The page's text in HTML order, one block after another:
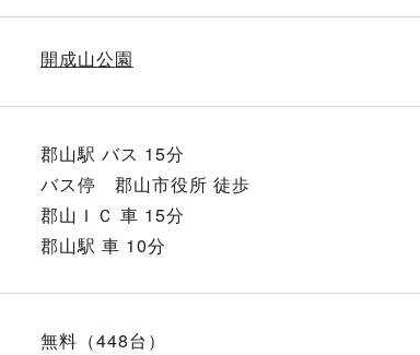
開成山公園
郡山駅 バス 15分
バス停 郡山市役所 徒歩
郡山ＩＣ 車 15分
郡山駅 車 10分
無料（448台）